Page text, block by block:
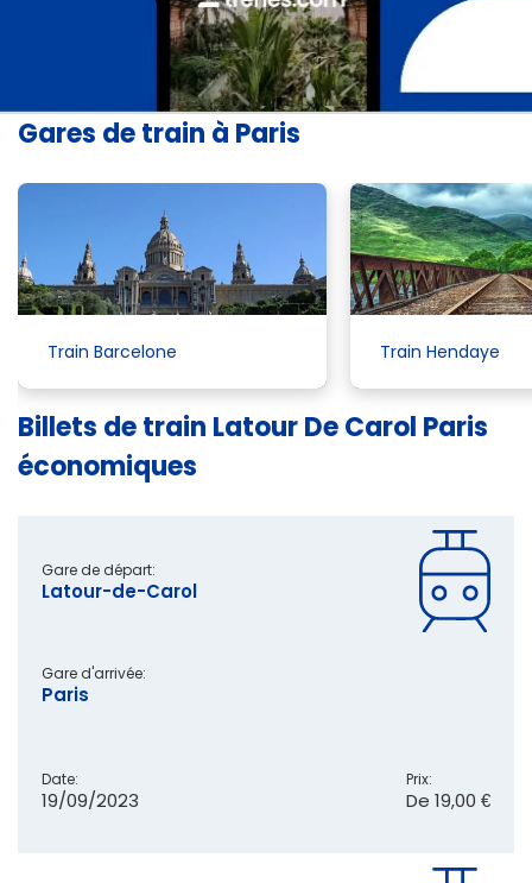
Gares de train à Paris
Train Barcelone Train Hendaye
Billets de train Latour De Carol Paris
économiques
Gare de départ:
Latour-de-Carol
Gare d'arrivée:
Paris
Date:
19/09/2023
Prix:
De 19,00 €